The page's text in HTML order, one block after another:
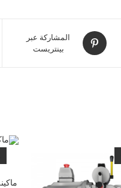
المشاركة عبر
بينتريست